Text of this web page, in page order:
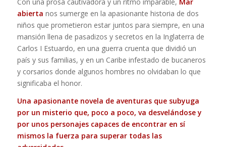
abierta nos sumerge en la apasionante historia de dos
niños que prometieron estar juntos para siempre, en una
mansión llena de pasadizos y secretos en la Inglaterra de
Carlos I Estuardo, en una guerra cruenta que dividió un
país y sus familias, y en un Caribe infestado de bucaneros
y corsarios donde algunos hombres no olvidaban lo que
significaba el honor.
Una apasionante novela de aventuras que subyuga
por un misterio que, poco a poco, va desvelándose y
por unos personajes capaces de encontrar en sí
mismos la fuerza para superar todas las